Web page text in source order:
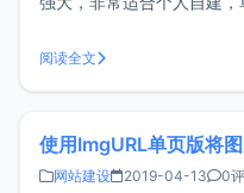
功能，方便各位更清晰的了
片从ImgURL 1.x开始就支
阅读全文
使用ImgURL单页版将
网站建设 2019-04-13 0